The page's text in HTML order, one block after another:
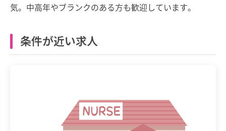
気。中高年やブランクのある方も歓迎しています。
条件が近い求人